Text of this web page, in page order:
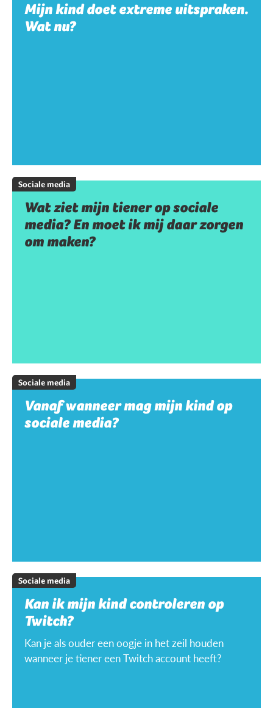
Mijn kind doet extreme uitspraken.
Wat nu?
Sociale media
Wat ziet mijn tiener op sociale
media? En moet ik mij daar zorgen
om maken?
Sociale media
Vanaf wanneer mag mijn kind op
sociale media?
Sociale media
Kan ik mijn kind controleren op
Twitch?
Kan je als ouder een oogje in het zeil houden
wanneer je tiener een Twitch account heeft?